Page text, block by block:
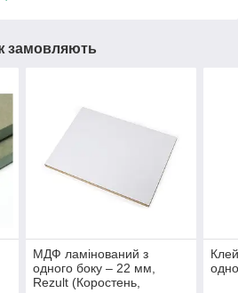
замовляють
МДФ ламінований з
одного боку ‒ 22 мм,
Rezult (Коростень,